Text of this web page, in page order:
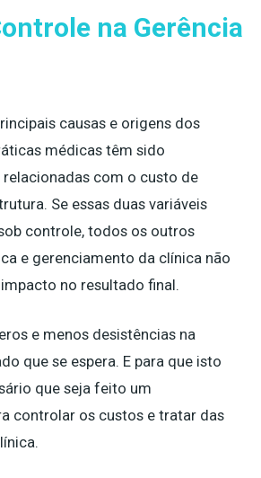
na Gerência
causas e origens dos
médicas têm sido
com o custo de
Se essas duas variáveis
controle, todos os outros
e gerenciamento da clínica não
no resultado final.
e menos desistências na
que se espera. E para que isto
que seja feito um
controlar os custos e tratar das